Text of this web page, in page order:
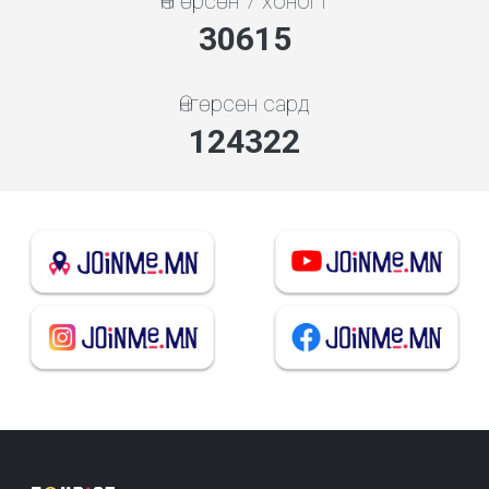
34017
Өнгөрсөн сард
138135